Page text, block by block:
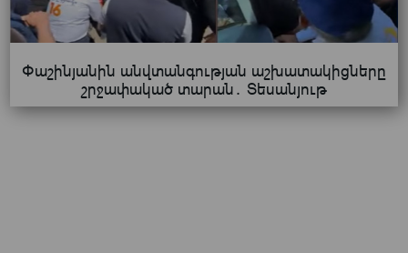
Փաշինյանին անվտանգության աշխատակիցները
շրջափակած տարան․ Տեսանյութ